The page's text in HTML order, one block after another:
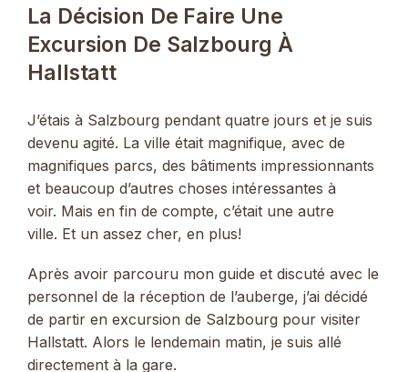
La Décision De Faire Une
Excursion De Salzbourg À
Hallstatt
J’étais à Salzbourg pendant quatre jours et je suis
devenu agité. La ville était magnifique, avec de
magnifiques parcs, des bâtiments impressionnants
et beaucoup d’autres choses intéressantes à
voir. Mais en fin de compte, c’était une autre
ville. Et un assez cher, en plus!
Après avoir parcouru mon guide et discuté avec le
personnel de la réception de l’auberge, j’ai décidé
de partir en excursion de Salzbourg pour visiter
Hallstatt. Alors le lendemain matin, je suis allé
directement à la gare.